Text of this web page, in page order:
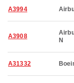
A3994
A3908
N
A31332